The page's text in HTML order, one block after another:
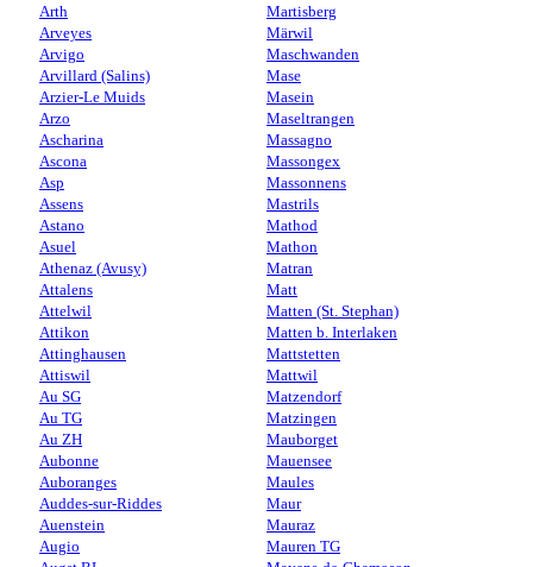
Arth
Arveyes
Arvigo
Arvillard (Salins)
Arzier-Le Muids
Arzo
Ascharina
Ascona
Asp
Assens
Astano
Asuel
Athenaz (Avusy)
Attalens
Attelwil
Attikon
Attinghausen
Attiswil
Au SG
Au TG
Au ZH
Aubonne
Auboranges
Auddes-sur-Riddes
Auenstein
Augio
Martisberg
Märwil
Maschwanden
Mase
Masein
Maseltrangen
Massagno
Massongex
Massonnens
Mastrils
Mathod
Mathon
Matran
Matt
Matten (St. Stephan)
Matten b. Interlaken
Mattstetten
Mattwil
Matzendorf
Matzingen
Mauborget
Mauensee
Maules
Maur
Mauraz
Mauren TG